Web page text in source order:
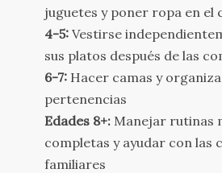
juguetes y poner ropa en el
4-5: Vestirse
sus platos después de las
6-7: Hacer camas y
pertenencias
Edades 8+: Manejar rutinas
completas y ayudar con las
familiares